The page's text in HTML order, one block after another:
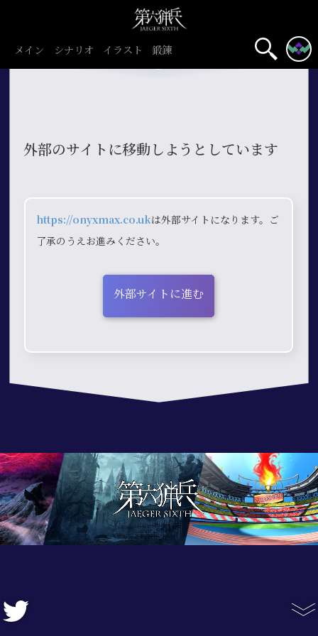
メイン シナリオ イラスト 鍛錬
外部のサイトに移動しようとしています
https://onyxmax.co.ukは外部サイトになります。ご
了承のうえお進みください。
外部サイトに進む